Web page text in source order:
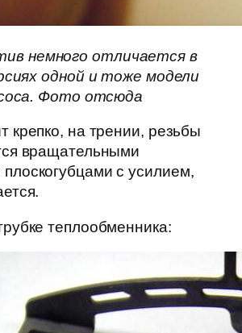
немного отличается в
одной и тоже модели
Фото отсюда
крепко, на трении, резьбы
вращательными
с усилием,
теплообменника: